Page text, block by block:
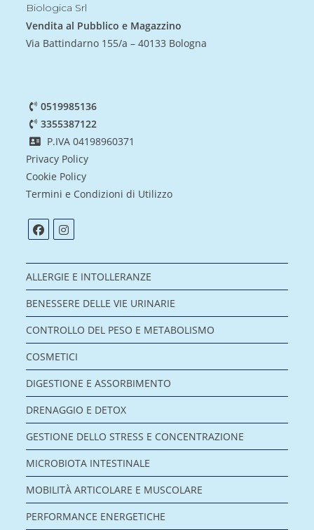
Biologica Srl
Vendita al Pubblico e Magazzino
Via Battindarno 155/a – 40133 Bologna
0519985136
3355387122
P.IVA 04198960371
Privacy Policy
Cookie Policy
Termini e Condizioni di Utilizzo
ALLERGIE E INTOLLERANZE
BENESSERE DELLE VIE URINARIE
CONTROLLO DEL PESO E METABOLISMO
COSMETICI
DIGESTIONE E ASSORBIMENTO
DRENAGGIO E DETOX
GESTIONE DELLO STRESS E CONCENTRAZIONE
MICROBIOTA INTESTINALE
MOBILITÀ ARTICOLARE E MUSCOLARE
PERFORMANCE ENERGETICHE